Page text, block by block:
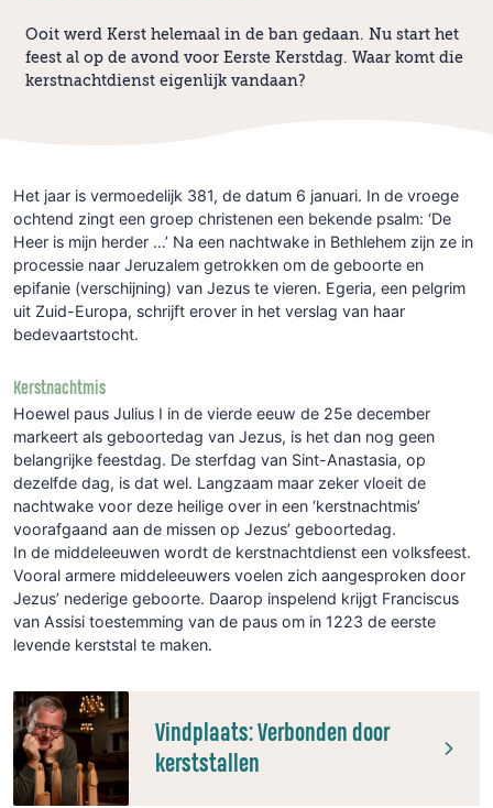
Ooit werd Kerst helemaal in de ban gedaan. Nu start het
feest al op de avond voor Eerste Kerstdag. Waar komt die
kerstnachtdienst eigenlijk vandaan?
Het jaar is vermoedelijk 381, de datum 6 januari. In de vroege
ochtend zingt een groep christenen een bekende psalm: ‘De
Heer is mijn herder …’ Na een nachtwake in Bethlehem zijn ze in
processie naar Jeruzalem getrokken om de geboorte en
epifanie (verschijning) van Jezus te vieren. Egeria, een pelgrim
uit Zuid-Europa, schrijft erover in het verslag van haar
bedevaartstocht.
Kerstnachtmis
Hoewel paus Julius I in de vierde eeuw de 25e december
markeert als geboortedag van Jezus, is het dan nog geen
belangrijke feestdag. De sterfdag van Sint-Anastasia, op
dezelfde dag, is dat wel. Langzaam maar zeker vloeit de
nachtwake voor deze heilige over in een ‘kerstnachtmis’
voorafgaand aan de missen op Jezus’ geboortedag.
In de middeleeuwen wordt de kerstnachtdienst een volksfeest.
Vooral armere middeleeuwers voelen zich aangesproken door
Jezus’ nederige geboorte. Daarop inspelend krijgt Franciscus
van Assisi toestemming van de paus om in 1223 de eerste
levende kerststal te maken.
Vindplaats: Verbonden door
kerststallen